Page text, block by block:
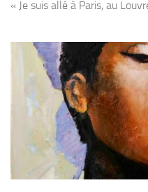
« Je suis allé à Paris, au